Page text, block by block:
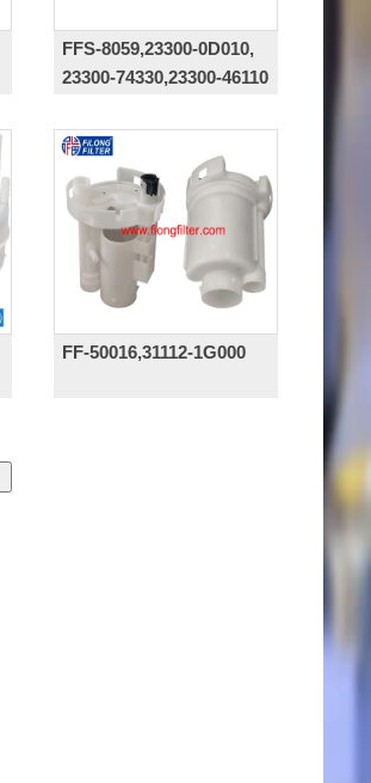
FFS-8059,23300-0D010,
23300-74330,23300-46110
FF-50016,31112-1G000